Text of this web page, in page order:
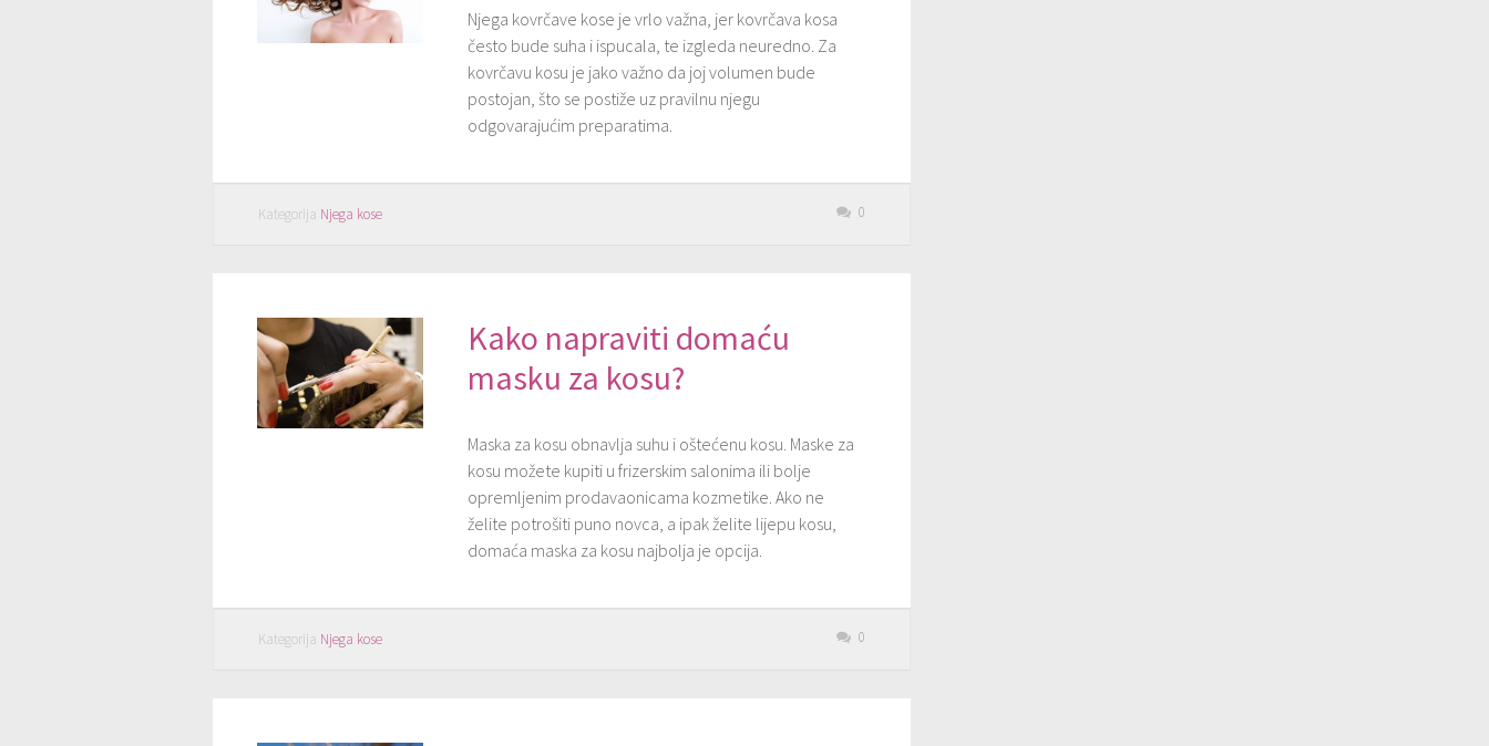
Njega kovrčave kose je vrlo važna, jer kovrčava kosa
često bude suha i ispucala, te izgleda neuredno. Za
kovrčavu kosu je jako važno da joj volumen bude
postojan, što se postiže uz pravilnu njegu
odgovarajućim preparatima.
Kategorija Njega kose 0
Kako napraviti domaću
masku za kosu?
Maska za kosu obnavlja suhu i oštećenu kosu. Maske za
kosu možete kupiti u frizerskim salonima ili bolje
opremljenim prodavaonicama kozmetike. Ako ne
želite potrošiti puno novca, a ipak želite lijepu kosu,
domaća maska za kosu najbolja je opcija.
Kategorija Njega kose 0